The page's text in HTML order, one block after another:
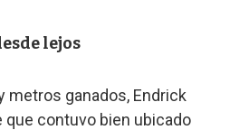
lejos
metros ganados, Endrick
contuvo bien ubicado